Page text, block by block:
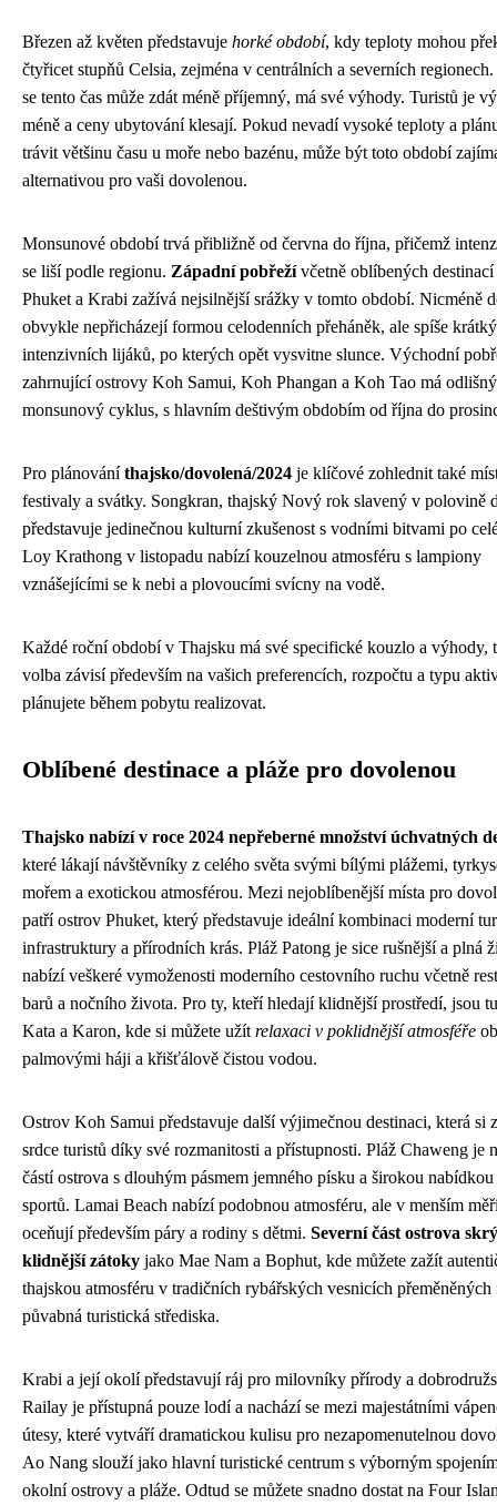
Březen až květen představuje horké období, kdy teploty mohou
čtyřicet stupňů Celsia, zejména v centrálních a severních regionech.
se tento čas může zdát méně příjemný, má své výhody. Turistů je
méně a ceny ubytování klesají. Pokud nevadí vysoké teploty a
trávit většinu času u moře nebo bazénu, může být toto období
alternativou pro vaši dovolenou.
Monsunové období trvá přibližně od června do října, přičemž
se liší podle regionu. Západní pobřežívčetně oblíbených
Phuket a Krabi zažívá nejsilnější srážky v tomto období. Nicméně
obvykle nepřicházejí formou celodenních přeháněk, ale spíše
intenzivních lijáků, po kterých opět vysvitne slunce. Východní
zahrnující ostrovy Koh Samui, Koh Phangan a Koh Tao má odlišný
monsunový cyklus, s hlavním deštivým obdobím od října do
Pro plánováníthajsko/dovolená/2024 je klíčové zohlednit také
festivaly a svátky. Songkran, thajský Nový rok slavený v polovině
představuje jedinečnou kulturní zkušenost s vodními bitvami po
Loy Krathong v listopadu nabízí kouzelnou atmosféru s lampiony
vznášejícími se k nebi a plovoucími svícny na vodě.
Každé roční období v Thajsku má své specifické kouzlo a výhody,
volba závisí především na vašich preferencích, rozpočtu a typu
plánujete během pobytu realizovat.
Oblíbené destinace a pláže pro dovolenou
Thajsko nabízí v roce 2024 nepřeberné množství úchvatných
které lákají návštěvníky z celého světa svými bílými plážemi,
mořem a exotickou atmosférou. Mezi nejoblíbenější místa pro
patří ostrov Phuket, který představuje ideální kombinaci moderní
infrastruktury a přírodních krás. Pláž Patong je sice rušnější a plná
nabízí veškeré vymoženosti moderního cestovního ruchu včetně
barů a nočního života. Pro ty, kteří hledají klidnější prostředí, jsou
Kata a Karon, kde si můžete užít relaxaci v poklidnější atmosféře
palmovými háji a křišťálově čistou vodou.
Ostrov Koh Samui představuje další výjimečnou destinaci, která si
srdce turistů díky své rozmanitosti a přístupnosti. Pláž Chaweng je
částí ostrova s dlouhým pásmem jemného písku a širokou
sportů. Lamai Beach nabízí podobnou atmosféru, ale v menším
oceňují především páry a rodiny s dětmi. Severní část ostrova
klidnější zátoky jako Mae Nam a Bophut, kde můžete zažít
thajskou atmosféru v tradičních rybářských vesnicích přeměněných
půvabná turistická střediska.
Krabi a její okolí představují ráj pro milovníky přírody a
Railay je přístupná pouze lodí a nachází se mezi majestátními
útesy, které vytváří dramatickou kulisu pro nezapomenutelnou
Ao Nang slouží jako hlavní turistické centrum s výborným
okolní ostrovy a pláže. Odtud se můžete snadno dostat na Four